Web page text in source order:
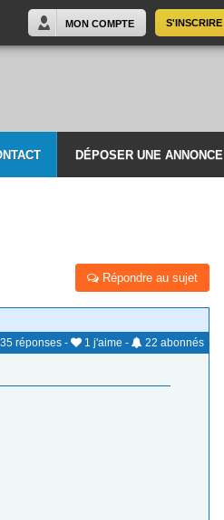
S'INSCRIRE
MON COMPTE
DÉPOSER UNE ANNONCE
Répondre au sujet
réponses - 1 j'aime - 22 abonnés